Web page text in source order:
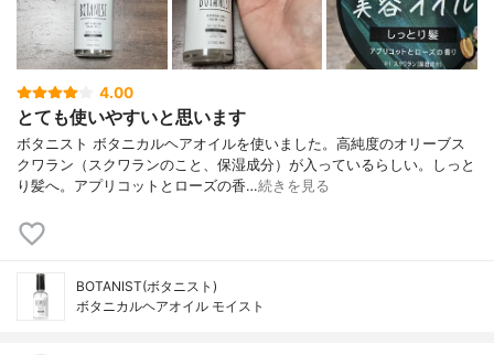
4.00
とても使いやすいと思います
ボタニスト ボタニカルヘアオイルを使いました。高純度のオリーブス
クワラン（スクワランのこと、保湿成分）が入っているらしい。しっと
り髪へ。アプリコットとローズの香…続きを見る
BOTANIST(ボタニスト)
ボタニカルヘアオイル モイスト